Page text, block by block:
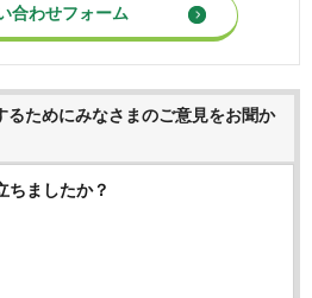
るためにみなさまのご意見をお聞か
ちましたか？